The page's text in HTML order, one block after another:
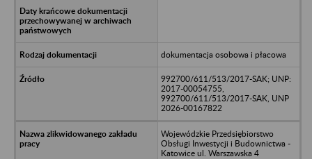
dokumentacja osobowa i płacowa
992700/611/513/2017-SAK; UNP:
2017-00054755,
992700/611/513/2017-SAK, UNP
2026-00167822
Wojewódzkie Przedsiębiorstwo
Obsługi Inwestycji i Budownictwa -
Katowice ul. Warszawska 4